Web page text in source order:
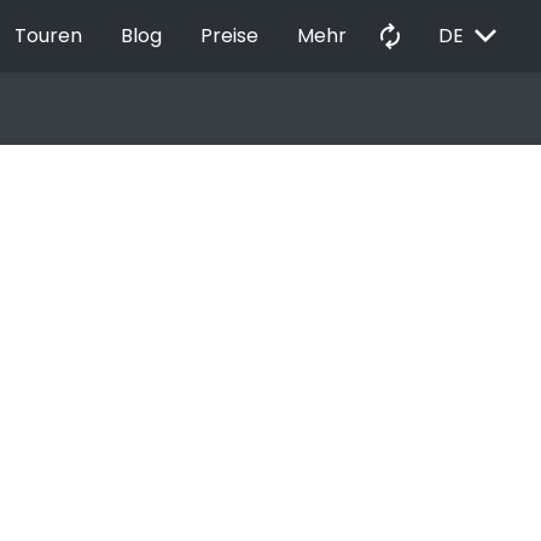
Touren Blog Preise Mehr autorenew DE EXPAND_MORE